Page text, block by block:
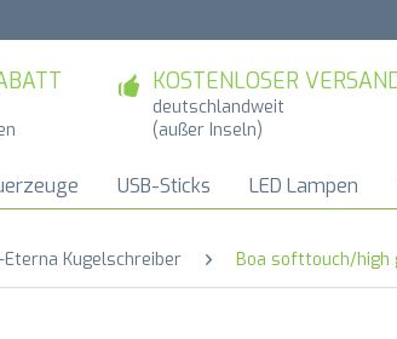
KOSTENLOSER
deutschlandweit
(außer Inseln)
USB-Sticks LED Lampen
Eterna Kugelschreiber Boa softtouch/high